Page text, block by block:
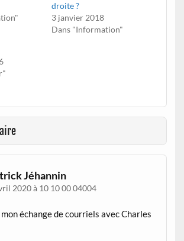
droite ?
3 janvier 2018
Dans "Information"
Jéhannin
2020 à 10 10 00 04004
échange de courriels avec Charles